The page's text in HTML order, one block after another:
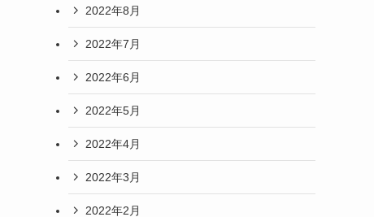
2022年8月
2022年7月
2022年6月
2022年5月
2022年4月
2022年3月
2022年2月